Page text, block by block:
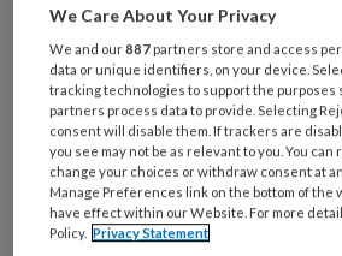
e-
mailadres?
* *
je
wachtwoord* *
Kies
je
functie *
Bij
We Care About Your Privacy
We and our887 partners store and access
data or unique identifiers, on your device.
tracking technologies to support the purposes
partners process data to provide. Selecting
consent will disable them. If trackers are
you see may not be as relevant to you. You
change your choices or withdraw consent at
Manage Preferences link on the bottom of the
have effect within our Website. For more
Policy. Privacy Statement